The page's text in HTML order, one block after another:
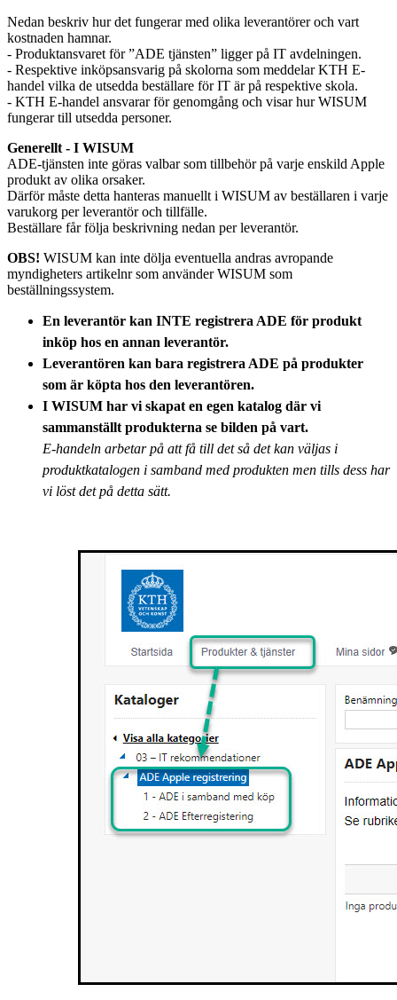
Nedan beskriv hur det fungerar med olika leverantörer och vart
kostnaden hamnar.
- Produktansvaret för ”ADE tjänsten” ligger på IT avdelningen.
- Respektive inköpsansvarig på skolorna som meddelar KTH E-
handel vilka de utsedda beställare för IT är på respektive skola.
- KTH E-handel ansvarar för genomgång och visar hur WISUM
fungerar till utsedda personer.
Generellt - I WISUM
ADE-tjänsten inte göras valbar som tillbehör på varje enskild Apple
produkt av olika orsaker.
Därför måste detta hanteras manuellt i WISUM av beställaren i varje
varukorg per leverantör och tillfälle.
Beställare får följa beskrivning nedan per leverantör.
OBS! WISUM kan inte dölja eventuella andras avropande
myndigheters artikelnr som använder WISUM som
beställningssystem.
En leverantör kan INTE registrera ADE för produkt
inköp hos en annan leverantör.
Leverantören kan bara registrera ADE på produkter
som är köpta hos den leverantören.
I WISUM har vi skapat en egen katalog där vi
sammanställt produkterna se bilden på vart.
E-handeln arbetar på att få till det så det kan väljas i
produktkatalogen i samband med produkten men tills dess har
vi löst det på detta sätt.